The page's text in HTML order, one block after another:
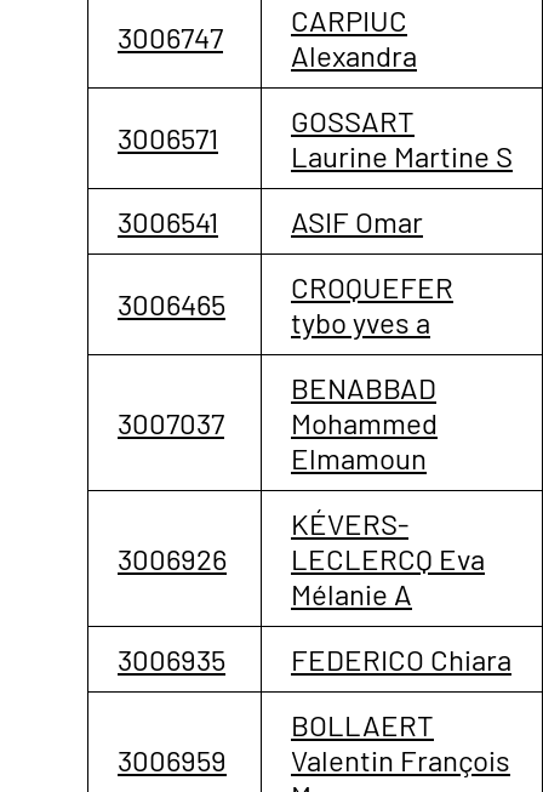
3006747
CARPIUC
Alexandra
3006571
GOSSART
Laurine Martine S
3006541
ASIF Omar
3006465
CROQUEFER
tybo yves a
3007037
BENABBAD
Mohammed
Elmamoun
3006926
KÉVERS-
LECLERCQ Eva
Mélanie A
3006935
FEDERICO Chiara
3006959
BOLLAERT
Valentin François